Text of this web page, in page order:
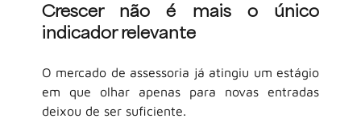
Crescer não é mais o único
indicador relevante
O mercado de assessoria já atingiu um estágio
em que olhar apenas para novas entradas
deixou de ser suficiente.